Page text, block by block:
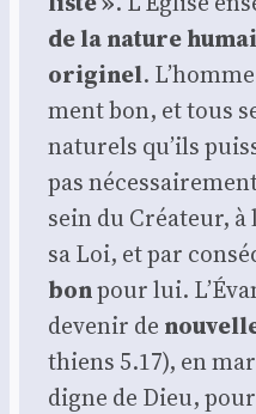
de la nature
ori­gi­nel.
ment bon, et tous
natu­rels qu’ils
pas
sein du Créa­teur,
sa Loi, et par
bonpour lui.
deve­nir de
thiens 5.17), en
digne de Dieu,